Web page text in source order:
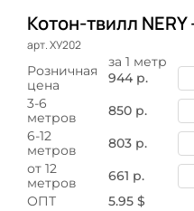
Котон-твилл
арт. ХУ202
за 1 метр
Розничная
цена
944 р.
3-6
метров
850 р.
6-12
метров
803 р.
от 12
метров
661 р.
ОПТ 5.95 $